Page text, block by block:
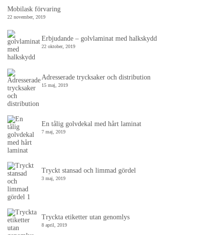
Mobilask förvaring
22 november, 2019
Erbjudande – golvlaminat med halkskydd
22 oktober, 2019
Adresserade trycksaker och distribution
15 maj, 2019
En tålig golvdekal med hårt laminat
7 maj, 2019
Tryckt stansad och limmad gördel
3 maj, 2019
Tryckta etiketter utan genomlys
8 april, 2019